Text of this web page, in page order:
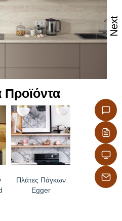
Next
Προϊόντα
Πλάτες Πάγκων
Egger